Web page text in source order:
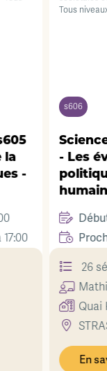
et politiques -
sociétales et
des
2026 à
:Mardi 29-09-2026